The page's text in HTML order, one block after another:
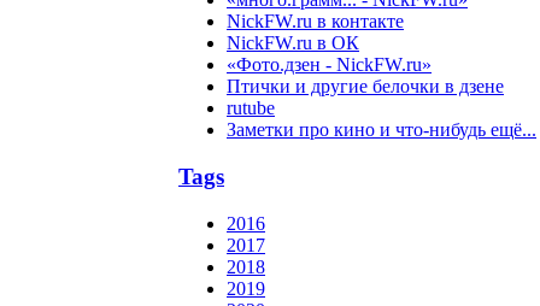
NickFW.ru в контакте
NickFW.ru в ОК
«Фото.дзен - NickFW.ru»
Птички и другие белочки в дзене
rutube
Заметки про кино и что-нибудь ещё...
Tags
2016
2017
2018
2019